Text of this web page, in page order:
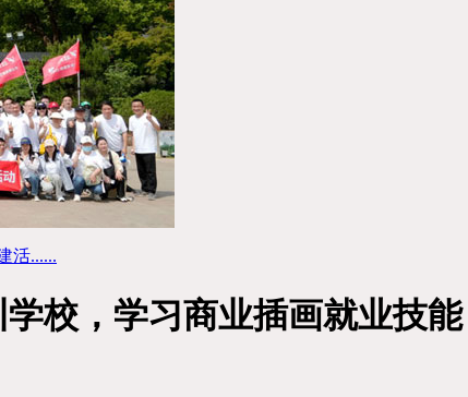
活......
校，学习商业插画就业技能